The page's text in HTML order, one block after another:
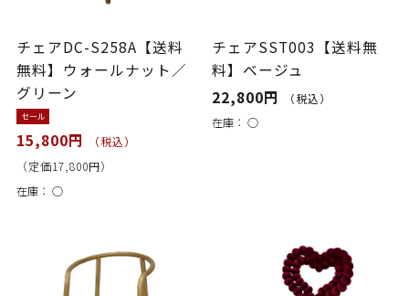
チェアDC-S258A【送料
無料】ウォールナット／
グリーン
セール
15,800円
（税込）
（定価17,800円）
在庫： ○
チェアSST003【送料無
料】ベージュ
22,800円
（税込）
在庫：○